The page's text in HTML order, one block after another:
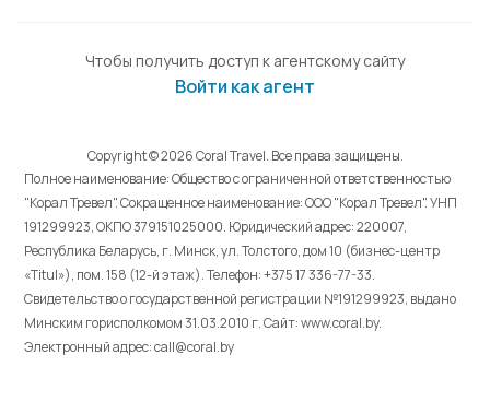
Чтобы получить доступ к агентскому сайту
Войти как агент
Copyright © 2026 Coral Travel. Все права защищены.
Полное наименование: Общество с ограниченной ответственностью
"Корал Тревел". Сокращенное наименование: ООО "Корал Тревел". УНП
191299923, ОКПО 379151025000. Юридический адрес: 220007,
Республика Беларусь, г. Минск, ул. Толстого, дом 10 (бизнес-центр
«Titul»), пом. 158 (12-й этаж). Телефон: +375 17 336-77-33.
Свидетельство о государственной регистрации №191299923, выдано
Минским горисполкомом 31.03.2010 г. Cайт: www.coral.by.
Электронный адрес: call@coral.by